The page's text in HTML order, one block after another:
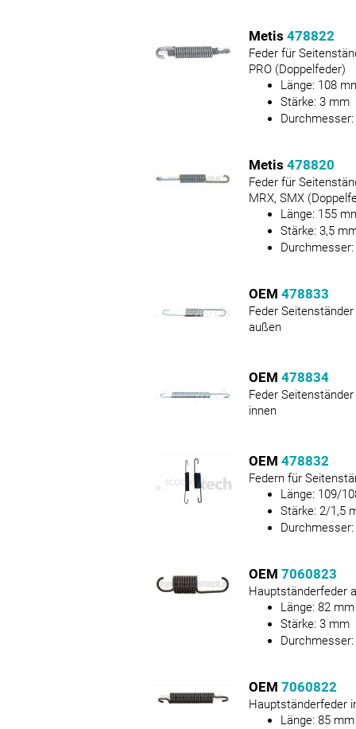
Metis 478822
Feder für
PRO (Doppelfeder)
Länge: 108
Stärke: 3mm
Durchmesser:
Metis 478820
Feder für
MRX, SMX
Länge: 155
Stärke: 3,5
Durchmesser:
OEM 478833
Feder
außen
OEM 478834
Feder
innen
OEM 478832
Federn für
Länge: 109/
Stärke: 2/1,5
Durchmesser:
OEM 7060823
Hauptständerfeder
Länge: 82mm
Stärke: 3mm
Durchmesser:
OEM 7060822
Hauptständerfeder
Länge: 85mm